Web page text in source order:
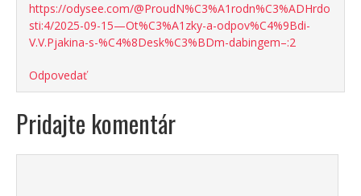
https://odysee.com/@ProudN%C3%A1rodn%C3%ADHrdo
sti:4/2025-09-15—Ot%C3%A1zky-a-odpov%C4%9Bdi-
V.V.Pjakina-s-%C4%8Desk%C3%BDm-dabingem–:2
Odpovedať
Pridajte komentár